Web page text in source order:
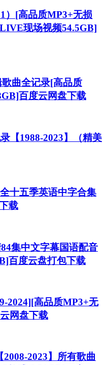
）[高品质MP3+无损
现场视频54.5GB]
曲全记录[高品质
百度云网盘下载
【1988-2023】（精美
十五季英语中字合集
载
集中文字幕国语配音
百度云盘打包下载
2024][高品质MP3+无
网盘下载
2023】所有歌曲